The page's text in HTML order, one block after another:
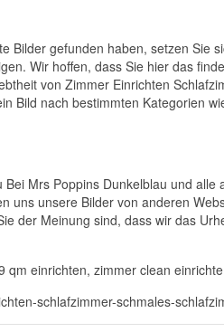
Bilder gefunden haben, setzen Sie
Wir hoffen, dass Sie hier das
von Zimmer Einrichten
Bild nach bestimmten Kategorien
Mrs Poppins Dunkelblau und
uns unsere Bilder von anderen
der Meinung sind, dass wir das
einrichten, zimmer clean
schlafzimmer-schmales-